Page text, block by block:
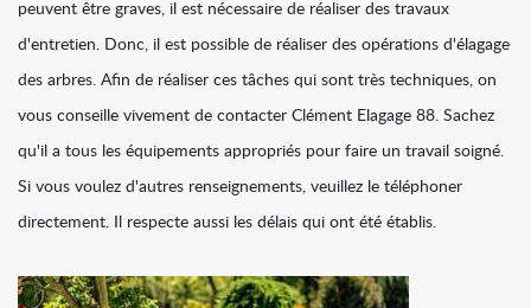
peuvent être graves, il est nécessaire de réaliser des travaux
d'entretien. Donc, il est possible de réaliser des opérations d'élagage
des arbres. Afin de réaliser ces tâches qui sont très techniques, on
vous conseille vivement de contacter Clément Elagage 88. Sachez
qu'il a tous les équipements appropriés pour faire un travail soigné.
Si vous voulez d'autres renseignements, veuillez le téléphoner
directement. Il respecte aussi les délais qui ont été établis.